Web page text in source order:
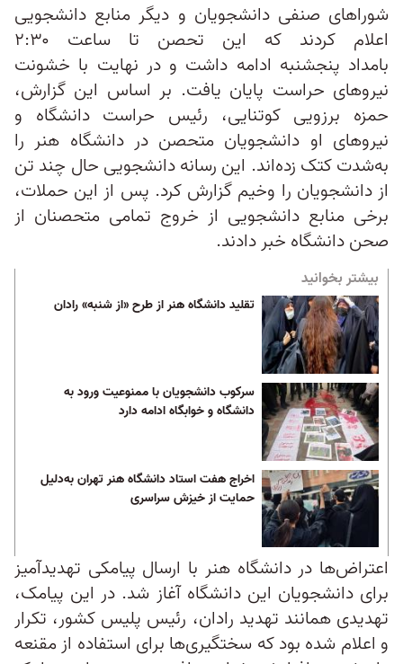
شوراهای صنفی دانشجویان و دیگر منابع دانشجویی
اعلام کردند که این تحصن تا ساعت ۲:۳۰
بامداد پنجشنبه ادامه داشت و در نهایت با خشونت
نیروهای حراست پایان یافت. بر اساس این گزارش،
حمزه‌ برزویی کوتنایی، رئیس حراست دانشگاه و
نیروهای او دانشجویان متحصن در دانشگاه هنر را
به‌شدت کتک زده‌اند. این رسانه دانشجویی حال چند تن
از دانشجویان را وخیم گزارش کرد. پس از این حملات،
برخی منابع دانشجویی از خروج تمامی متحصنان از
صحن دانشگاه خبر دادند.
بیشتر بخوانید
تقلید دانشگاه هنر از طرح «از شنبه» رادان
سرکوب دانشجویان با ممنوعیت ورود به
دانشگاه و خوابگاه ادامه دارد
اخراج هفت استاد دانشگاه هنر تهران به‌دلیل
حمایت از خیزش سراسری
اعتراض‌ها در دانشگاه هنر با ارسال پیامکی تهدیدآمیز
برای دانشجویان این دانشگاه آغاز شد. در این پیامک،
تهدیدی همانند تهدید رادان، رئیس پلیس کشور، تکرار
و اعلام شده بود که سختگیری‌ها برای استفاده از مقنعه